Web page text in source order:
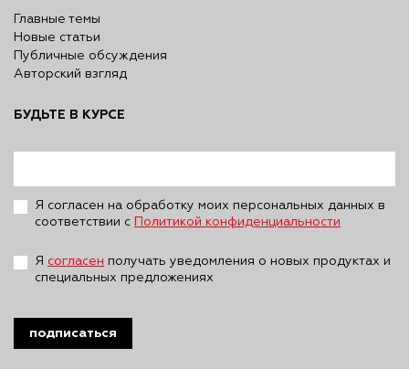
Главные темы
Новые статьи
Публичные обсуждения
Авторский взгляд
БУДЬТЕ В КУРСЕ
Я согласен на обработку моих персональных данных в
соответствии с
Политикой конфиденциальности
Я согласен получать уведомления о новых продуктах и
специальных предложениях
подписаться